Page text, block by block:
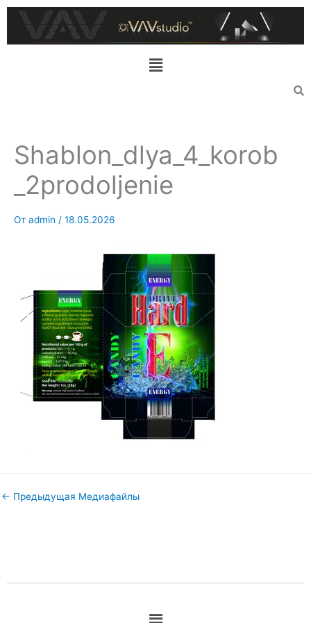
Перейти
содержимому
Меню
Shablon_dlya_4_korob
_2prodoljenie
От admin / 18.05.2026
← Предыдущая Медиафайлы
Меню